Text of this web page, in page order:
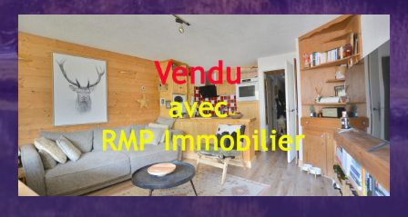
de
bien
Type de bien
Budget
Budget